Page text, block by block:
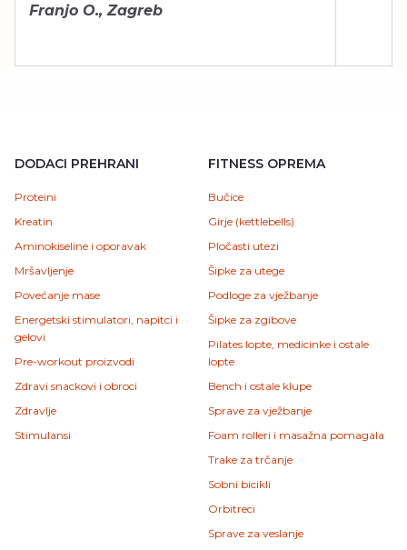
Franjo O., Zagreb
DODACI PREHRANI
Proteini
Kreatin
Aminokiseline i oporavak
Mršavljenje
Povećanje mase
Energetski stimulatori, napitci i
gelovi
Pre-workout proizvodi
Zdravi snackovi i obroci
Zdravlje
Stimulansi
FITNESS OPREMA
Bučice
Girje (kettlebells)
Pločasti utezi
Šipke za utege
Podloge za vježbanje
Šipke za zgibove
Pilates lopte, medicinke i ostale
lopte
Bench i ostale klupe
Sprave za vježbanje
Foam rolleri i masažna pomagala
Trake za trčanje
Sobni bicikli
Orbitreci
Sprave za veslanje